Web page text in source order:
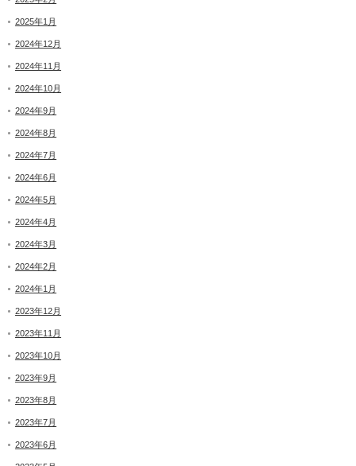
2025年1月
2024年12月
2024年11月
2024年10月
2024年9月
2024年8月
2024年7月
2024年6月
2024年5月
2024年4月
2024年3月
2024年2月
2024年1月
2023年12月
2023年11月
2023年10月
2023年9月
2023年8月
2023年7月
2023年6月